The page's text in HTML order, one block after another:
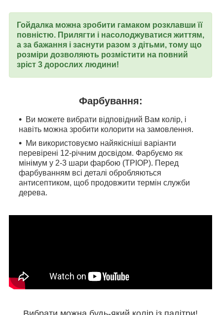
Гойдалка можна зробити гамаком розклавши її
повністю. Прилягти і насолоджуватися життям,
а за бажання і заснути разом з дітьми, тому що
розміри дозволяють розмістити на повний
зріст 3 дорослих людини!
Фарбування:
Ви можете вибрати відповідний Вам колір, і
навіть можна зробити колорити на замовлення.
Ми використовуємо найякісніші варіанти
перевірені 12-річним досвідом. Фарбуємо як
мінімум у 2-3 шари фарбою (ТРІОР). Перед
фарбуванням всі деталі обробляються
антисептиком, щоб продовжити термін служби
дерева.